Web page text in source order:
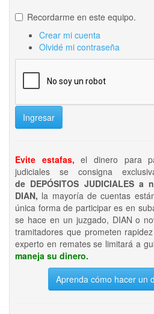
Recordarme en este equipo.
Crear mi cuenta
Olvidé mi contraseña
Ingresar
Evite estafas, el dinero para
judiciales se consigna
de DEPÓSITOS JUDICIALES a
DIAN, la mayoría de cuentas
única forma de participar es en
se hace en un juzgado, DIAN o
tramitadores que prometen
experto en remates se limitará a
maneja su dinero.
Aprenda cómo hacer un